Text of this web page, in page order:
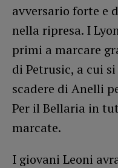
avversario forte e
nella ripresa. I
primi a marcare
di Petrusic, a cui
scadere di Anelli
Per il Bellaria in
marcate.
I giovani Leoni